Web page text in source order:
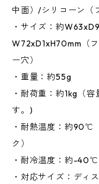
中面）/シリコーン（
・サイズ：約
W72xD1xH70mm（
ー穴）
・重量：約55g
・耐荷重：約1kg（
す。)
・耐熱温度：約90℃
ク）
・耐冷温度：約-40℃
・対応サイズ：ディ